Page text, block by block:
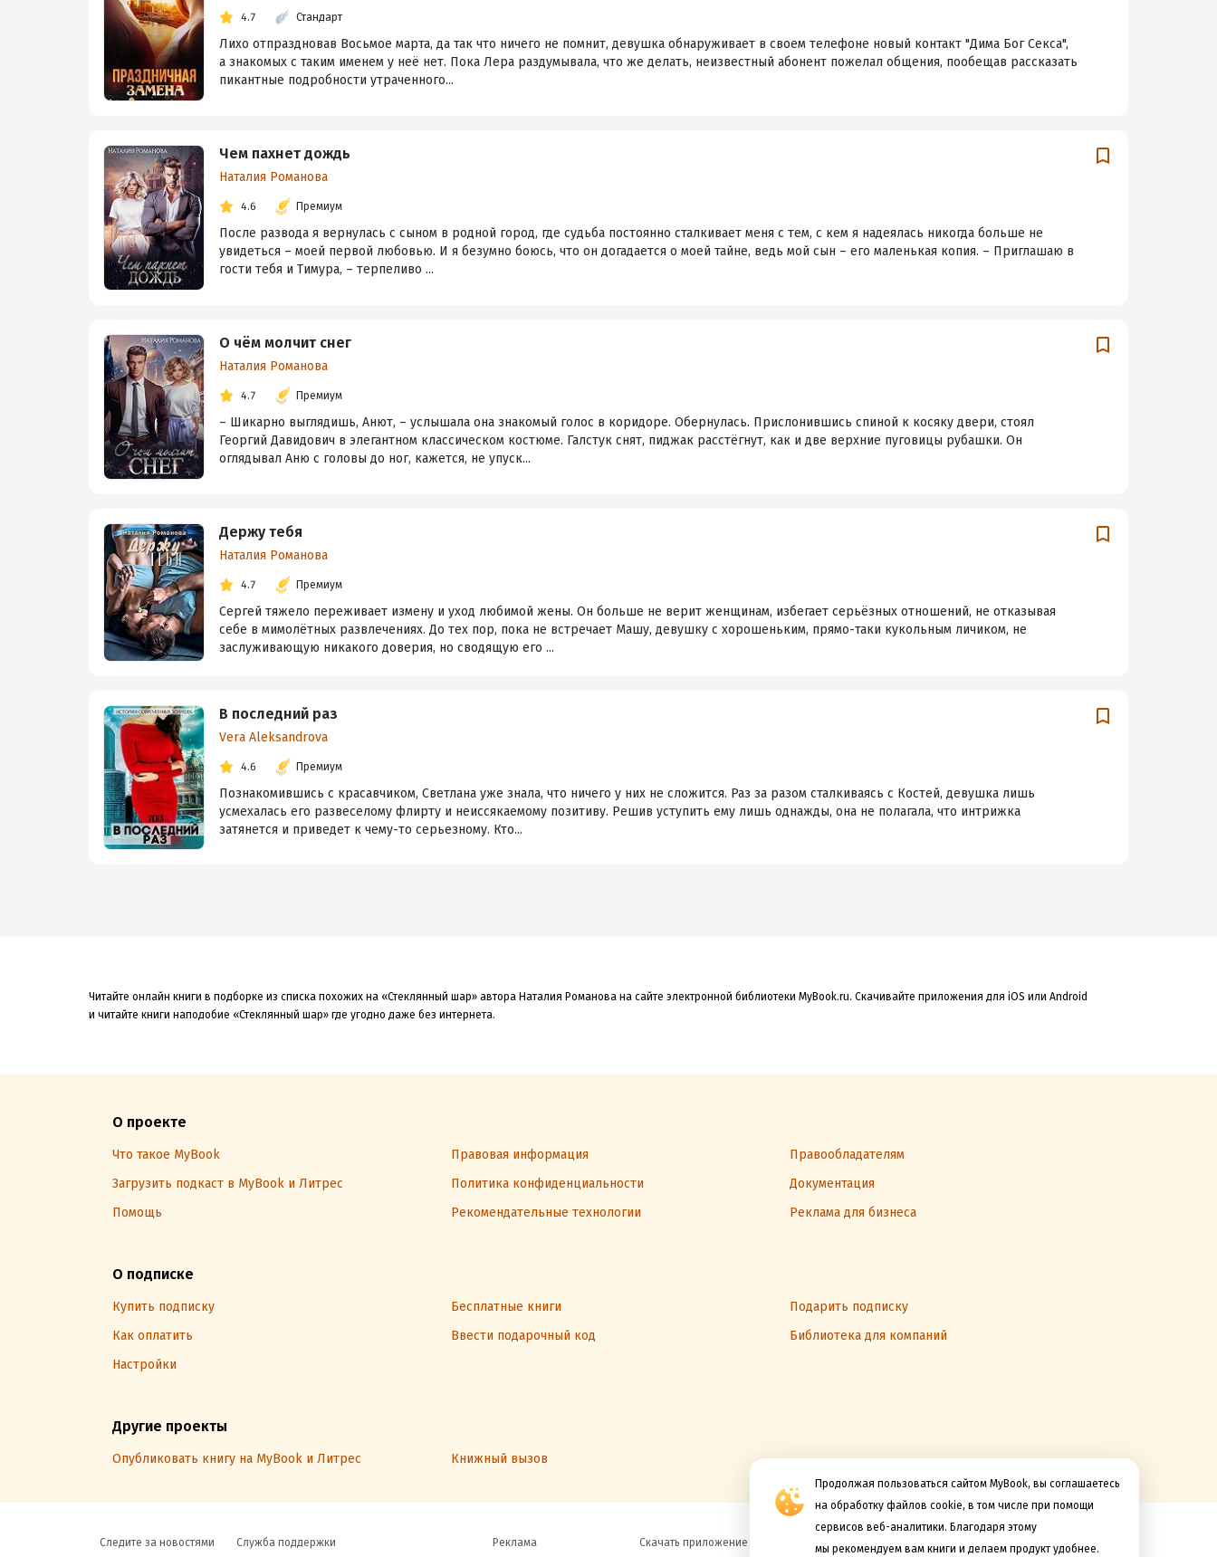
Продолжая пользоваться сайтом MyBook, вы соглашаетесь
на обработку файлов cookie, в том числе при помощи
сервисов веб-аналитики. Благодаря этому
мы рекомендуем вам книги и делаем продукт удобнее.
4.7 Стандарт
Лихо отпраздновав Восьмое марта, да так что ничего не помнит, девушка обнаруживает в своем телефоне новый контакт "Дима Бог Секса",
а знакомых с таким именем у неё нет. Пока Лера раздумывала, что же делать, неизвестный абонент пожелал общения, пообещав рассказать
пикантные подробности утраченного...
Чем пахнет дождь
Наталия Романова
4.6 Премиум
После развода я вернулась с сыном в родной город, где судьба постоянно сталкивает меня с тем, с кем я надеялась никогда больше не
увидеться – моей первой любовью. И я безумно боюсь, что он догадается о моей тайне, ведь мой сын – его маленькая копия. – Приглашаю в
гости тебя и Тимура, – терпеливо ...
О чём молчит снег
Наталия Романова
4.7 Премиум
– Шикарно выглядишь, Анют, – услышала она знакомый голос в коридоре. Обернулась. Прислонившись спиной к косяку двери, стоял
Георгий Давидович в элегантном классическом костюме. Галстук снят, пиджак расстёгнут, как и две верхние пуговицы рубашки. Он
оглядывал Аню с головы до ног, кажется, не упуск...
Держу тебя
Наталия Романова
4.7 Премиум
Сергей тяжело переживает измену и уход любимой жены. Он больше не верит женщинам, избегает серьёзных отношений, не отказывая
себе в мимолётных развлечениях. До тех пор, пока не встречает Машу, девушку с хорошеньким, прямо-таки кукольным личиком, не
заслуживающую никакого доверия, но сводящую его ...
В последний раз
Vera Aleksandrova
4.6 Премиум
Познакомившись с красавчиком, Светлана уже знала, что ничего у них не сложится. Раз за разом сталкиваясь с Костей, девушка лишь
усмехалась его развеселому флирту и неиссякаемому позитиву. Решив уступить ему лишь однажды, она не полагала, что интрижка
затянется и приведет к чему-то серьезному. Кто...
Читайте онлайн книги в подборке из списка похожих на «Стеклянный шар» автора Наталия Романова на сайте электронной библиотеки MyBook.ru. Скачивайте приложения для iOS или Android
и читайте книги наподобие «Стеклянный шар» где угодно даже без интернета.
О проекте
Что такое MyBook Правовая информация
Правообладателям
Загрузить подкаст в MyBook и Литрес
Политика конфиденциальности
Документация
Помощь
Рекомендательные технологии Реклама для бизнеса
О подписке
Купить подписку Бесплатные книги
Подарить подписку
Как оплатить
Ввести подарочный код
Библиотека для компаний
Настройки
Другие проекты
Опубликовать книгу на MyBook и Литрес Книжный вызов
Следите за новостями Служба поддержки Реклама Скачать приложение